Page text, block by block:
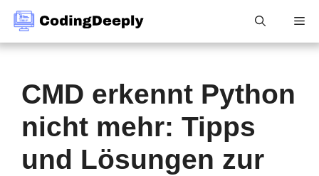
Zum
Inhalt
CMD erkennt Python
nicht mehr: Tipps
und Lösungen zur